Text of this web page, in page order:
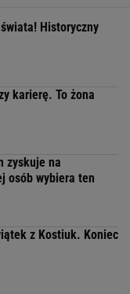
Historyczny
karierę. To żona
zyskuje na
osób wybiera ten
z Kostiuk. Koniec